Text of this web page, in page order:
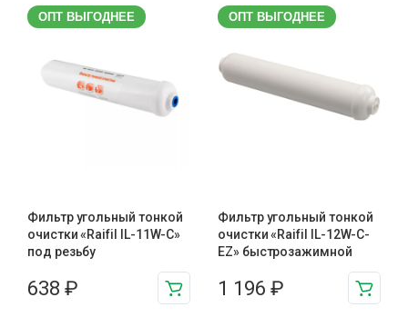
ОПТ ВЫГОДНЕЕ
Фильтр угольный тонкой
очистки «Raifil IL-11W-C»
под резьбу
638 ₽
ОПТ ВЫГОДНЕЕ
Фильтр угольный тонкой
очистки «Raifil IL-12W-C-
EZ» быстрозажимной
1 196 ₽